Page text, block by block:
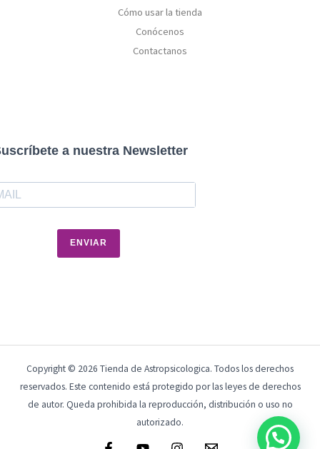
Cómo usar la tienda
Conócenos
Contactanos
a nuestra Newsletter
ENVIAR
Copyright © 2026 Tienda de Astropsicologica. Todos los derechos
reservados. Este contenido está protegido por las leyes de derechos
de autor. Queda prohibida la reproducción, distribución o uso no
autorizado.